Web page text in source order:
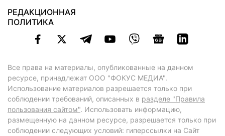
РЕДАКЦИОННАЯ
ПОЛИТИКА
Все права на материалы, опубликованные на данном
ресурсе, принадлежат ООО "ФОКУС МЕДИА".
Использование материалов разрешается только при
соблюдении требований, описанных в разделе "Правила
пользования сайтом". Использовать информацию,
размещенную на данном ресурсе, разрешается только при
соблюдении следующих условий: гиперссылки на Сайт